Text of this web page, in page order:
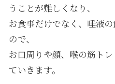
うことが難しくなり、
お食事だけでなく、唾液
ので、
お口周りや顔、喉の筋ト
ていきます。